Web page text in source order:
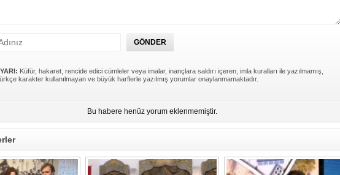
Küfür, hakaret, rencide edici cümleler veya imalar, inançlara saldırı içeren, imla kuralları ile yazılmamış,
karakter kullanılmayan ve büyük harflerle yazılmış yorumlar onaylanmamaktadır.
Bu habere henüz yorum eklenmemiştir.